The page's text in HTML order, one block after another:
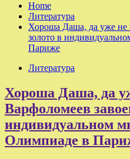
Home
Литература
Хороша Даша, да уже не
золото в
Париже
Литература
Хороша Даша, да
Варфоломеев
индивидуальном
Олимпиаде в